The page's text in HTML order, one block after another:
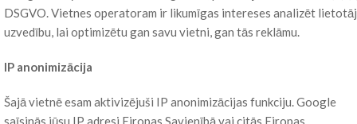
DSGVO. Vietnes operatoram ir likumīgas intereses analizēt
uzvedību, lai optimizētu gan savu vietni, gan tās reklāmu.
IP anonimizācija
Šajā vietnē esam aktivizējuši IP anonimizācijas funkciju. Google
saīsinās jūsu IP adresi Eiropas Savienībā vai citās Eiropas